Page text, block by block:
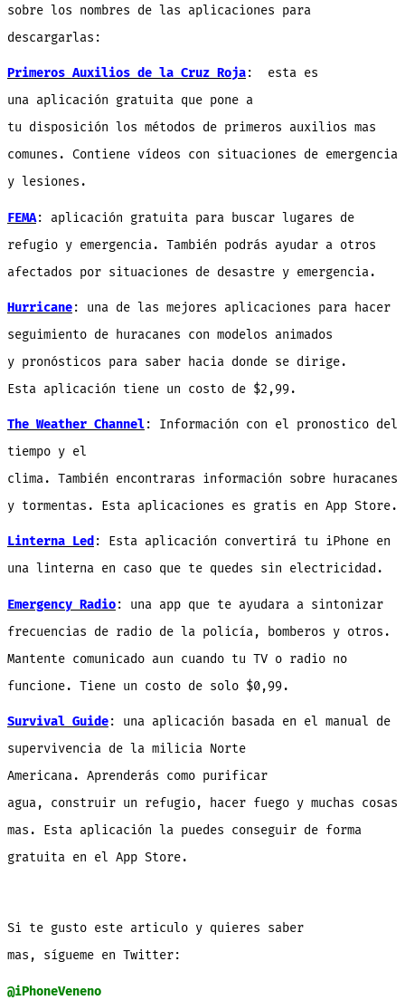
sobre los nombres de las aplicaciones para
descargarlas:
Primeros Auxilios de la Cruz Roja: esta es
una aplicación gratuita que pone a
tu disposición los métodos de primeros auxilios mas
comunes. Contiene vídeos con situaciones de emergencia
y lesiones.
FEMA: aplicación gratuita para buscar lugares de
refugio y emergencia. También podrás ayudar a otros
afectados por situaciones de desastre y emergencia.
Hurricane: una de las mejores aplicaciones para hacer
seguimiento de huracanes con modelos animados
y pronósticos para saber hacia donde se dirige.
Esta aplicación tiene un costo de $2,99.
The Weather Channel: Información con el pronostico del
tiempo y el
clima. También encontraras información sobre huracanes
y tormentas. Esta aplicaciones es gratis en App Store.
Linterna Led : Esta aplicación convertirá tu iPhone en
una linterna en caso que te quedes sin electricidad.
Emergency Radio: una app que te ayudara a sintonizar
frecuencias de radio de la policía, bomberos y otros.
Mantente comunicado aun cuando tu TV o radio no
funcione. Tiene un costo de solo $0,99.
Survival Guide: una aplicación basada en el manual de
supervivencia de la milicia Norte
Americana. Aprenderás como purificar
agua, construir un refugio, hacer fuego y muchas cosas
mas. Esta aplicación la puedes conseguir de forma
gratuita en el App Store.
Si te gusto este articulo y quieres saber
mas, sígueme en Twitter:
@iPhoneVeneno